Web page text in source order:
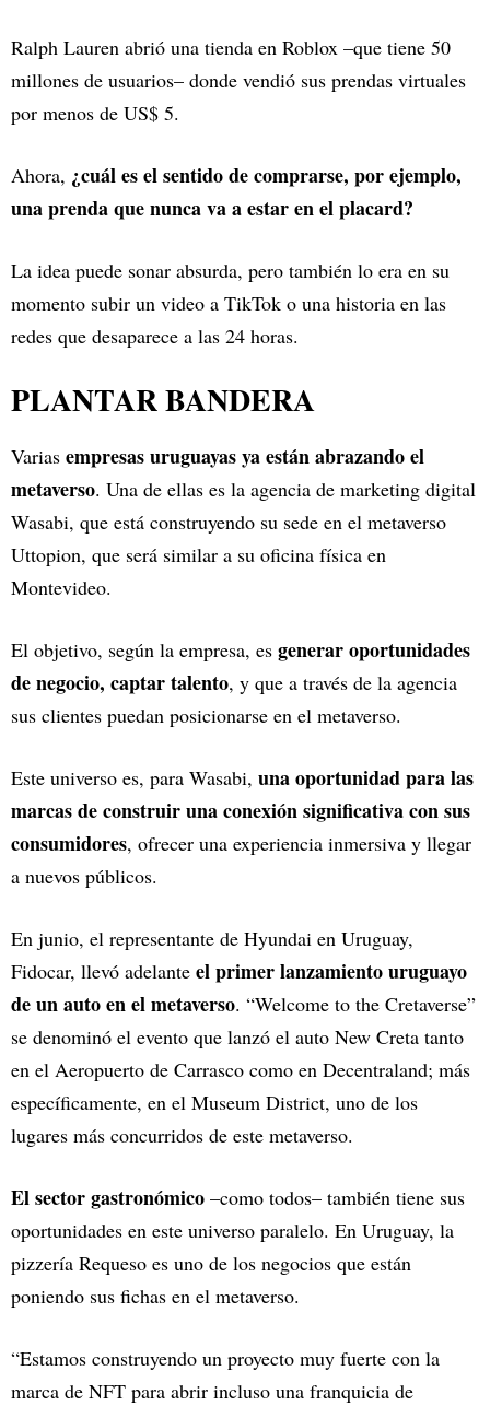
Ralph Lauren abrió una tienda en Roblox –que tiene 50
millones de usuarios– donde vendió sus prendas virtuales
por menos de US$ 5.
Ahora, ¿cuál es el sentido de comprarse, por ejemplo,
una prenda que nunca va a estar en el placard?
La idea puede sonar absurda, pero también lo era en su
momento subir un video a TikTok o una historia en las
redes que desaparece a las 24 horas.
PLANTAR BANDERA
Varias empresas uruguayas ya están abrazando el
metaverso. Una de ellas es la agencia de marketing digital
Wasabi, que está construyendo su sede en el metaverso
Uttopion, que será similar a su oficina física en
Montevideo.
El objetivo, según la empresa, es generar oportunidades
de negocio, captar talento, y que a través de la agencia
sus clientes puedan posicionarse en el metaverso.
Este universo es, para Wasabi, una oportunidad para las
marcas de construir una conexión significativa con sus
consumidores, ofrecer una experiencia inmersiva y llegar
a nuevos públicos.
En junio, el representante de Hyundai en Uruguay,
Fidocar, llevó adelante el primer lanzamiento uruguayo
de un auto en el metaverso. “Welcome to the Cretaverse”
se denominó el evento que lanzó el auto New Creta tanto
en el Aeropuerto de Carrasco como en Decentraland; más
específicamente, en el Museum District, uno de los
lugares más concurridos de este metaverso.
El sector gastronómico –como todos– también tiene sus
oportunidades en este universo paralelo. En Uruguay, la
pizzería Requeso es uno de los negocios que están
poniendo sus fichas en el metaverso.
“Estamos construyendo un proyecto muy fuerte con la
marca de NFT para abrir incluso una franquicia de